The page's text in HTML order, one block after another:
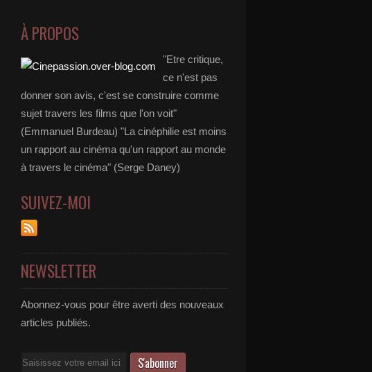
À PROPOS
"Etre critique,
ce n'est pas
donner son avis, c'est se construire comme
sujet travers les films que l'on voit"
(Emmanuel Burdeau) "La cinéphilie est moins
un rapport au cinéma qu'un rapport au monde
à travers le cinéma" (Serge Daney)
SUIVEZ-MOI
NEWSLETTER
Abonnez-vous pour être averti des nouveaux
articles publiés.
Email